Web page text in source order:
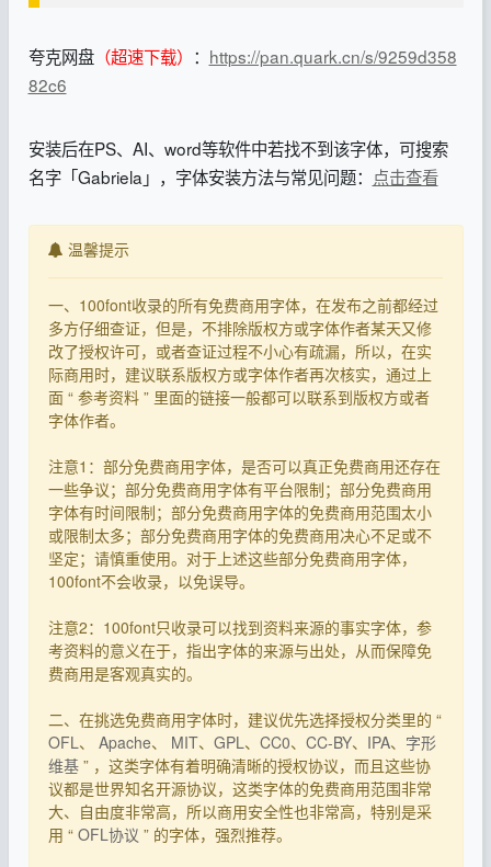
夸克网盘（超速下载） ： https://pan.quark.cn/s/9259d358
82c6
安装后在PS、AI、word等软件中若找不到该字体，可搜索
名字「Gabriela」，字体安装方法与常见问题： 点击查看
温馨提示
一、100font收录的所有免费商用字体，在发布之前都经过
多方仔细查证，但是，不排除版权方或字体作者某天又修
改了授权许可，或者查证过程不小心有疏漏，所以，在实
际商用时，建议联系版权方或字体作者再次核实，通过上
面 “ 参考资料 ” 里面的链接一般都可以联系到版权方或者
字体作者。
注意1：部分免费商用字体，是否可以真正免费商用还存在
一些争议；部分免费商用字体有平台限制；部分免费商用
字体有时间限制；部分免费商用字体的免费商用范围太小
或限制太多；部分免费商用字体的免费商用决心不足或不
坚定；请慎重使用。对于上述这些部分免费商用字体，
100font不会收录，以免误导。
注意2：100font只收录可以找到资料来源的事实字体，参
考资料的意义在于，指出字体的来源与出处，从而保障免
费商用是客观真实的。
二、在挑选免费商用字体时，建议优先选择授权分类里的 “
OFL 、 Apache、 MIT、 GPL 、 CC0、 CC-BY、 IPA、 字形
维基 ” ，这类字体有着明确清晰的授权协议，而且这些协
议都是世界知名开源协议，这类字体的免费商用范围非常
大、自由度非常高，所以商用安全性也非常高，特别是采
用 “ OFL协议 ” 的字体，强烈推荐。